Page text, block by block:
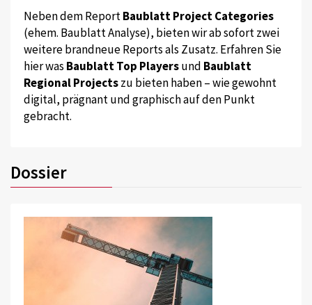
Neben dem ReportBaublatt Project Categories
(ehem. Baublatt Analyse), bieten wir ab sofort zwei
weitere brandneue Reports als Zusatz. Erfahren Sie
hier was Baublatt Top Playersund Baublatt
Regional Projectszu bieten haben – wie gewohnt
digital, prägnant und graphisch auf den Punkt
gebracht.
Dossier